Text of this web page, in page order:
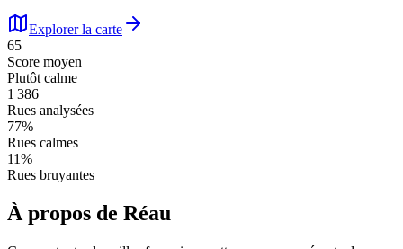
Explorer la carte
65
Score moyen
Plutôt calme
1 386
Rues analysées
77%
Rues calmes
11%
Rues bruyantes
À propos de Réau